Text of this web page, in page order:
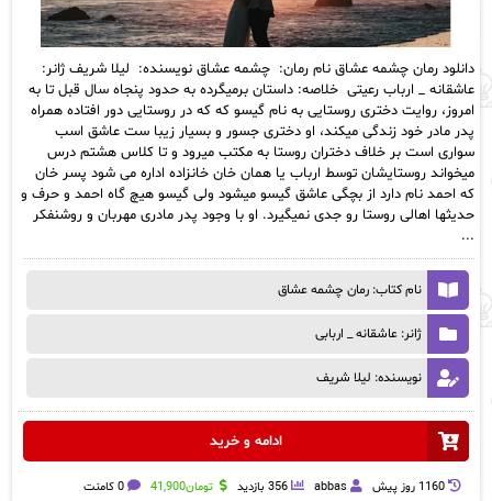
دانلود رمان چشمه عشاق نام رمان: چشمه عشاق نویسنده: لیلا شریف ژانر:
عاشقانه _ ارباب رعیتی خلاصه: داستان برمیگرده به حدود پنجاه سال قبل تا به
امروز، روایت دختری روستایی به نام گیسو که که در روستایی دور افتاده همراه
پدر مادر خود زندگی میکند، او دختری جسور و بسیار زیبا ست عاشق اسب
سواری است بر خلاف دختران روستا به مکتب میرود و تا کلاس هشتم درس
میخواند روستایشان توسط ارباب یا همان خان خانزاده اداره می شود پسر خان
که احمد نام دارد از بچگی عاشق گیسو میشود ولی گیسو هیچ گاه احمد و حرف و
حدیثها اهالی روستا رو جدی نمیگیرد. او با وجود پدر مادری مهربان و روشنفکر
...
نام کتاب: رمان چشمه عشاق
ژانر: عاشقانه _ اربابی
نویسنده: لیلا شریف
ادامه و خرید
1160 روز پيش abbas 356 بازدید تومان41,900 0 کامنت